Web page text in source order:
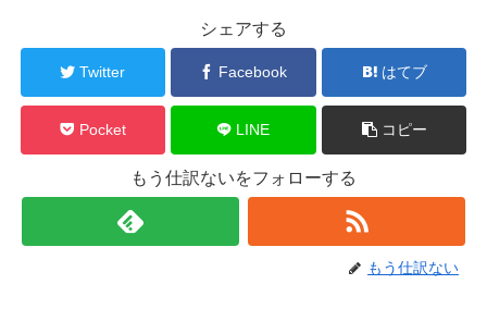
シェアする
Twitter Facebook はてブ
Pocket LINE コピー
もう仕訳ないをフォローする
もう仕訳ない